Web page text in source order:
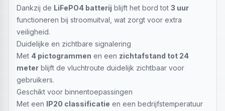
Dankzij de LiFePO4 batterij blijft het bord tot 3 uur
functioneren bij stroomuitval, wat zorgt voor extra
veiligheid.
Duidelijke en zichtbare signalering
Met 4 pictogrammen en een zichtafstand tot 24
meter blijft de vluchtroute duidelijk zichtbaar voor
gebruikers.
Geschikt voor binnentoepassingen
Met een IP20 classificatie en een bedrijfstemperatuur